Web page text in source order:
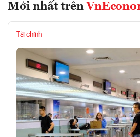
Mới nhất trên
Tài chính